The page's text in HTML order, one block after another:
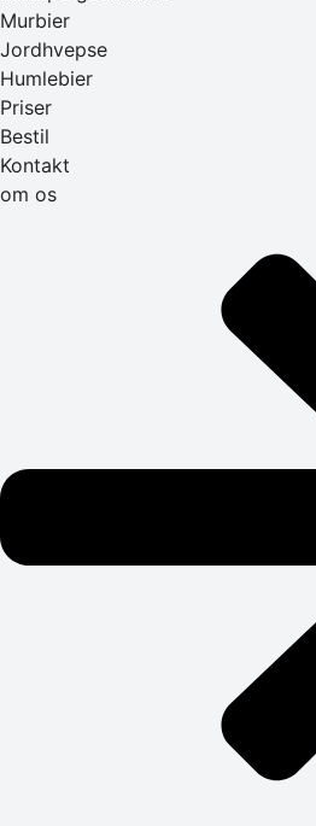
Murbier
Jordhvepse
Humlebier
Priser
Bestil
Kontakt
om os